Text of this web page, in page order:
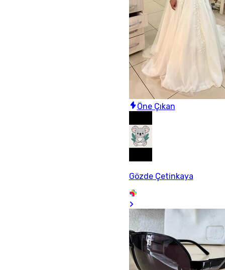
Öne Çıkan
Gözde Çetinkaya